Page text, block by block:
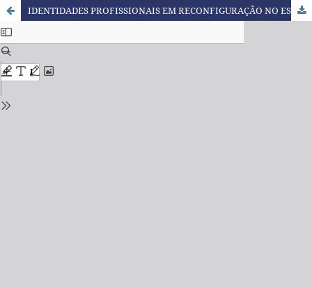
IDENTIDADES PROFISSIONAIS EM RECONFIGURAÇÃO NO ESTÁGIO SUPERVISIONADO REMOTO